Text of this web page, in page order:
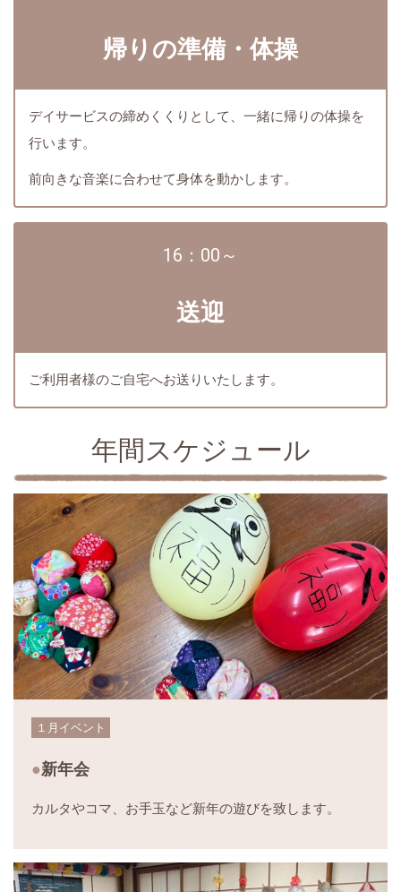
帰りの準備・体操
デイサービスの締めくくりとして、一緒に帰りの体操を
行います。
前向きな音楽に合わせて身体を動かします。
16：00～
送迎
ご利用者様のご自宅へお送りいたします。
年間スケジュール
１月イベント
新年会
カルタやコマ、お手玉など新年の遊びを致します。